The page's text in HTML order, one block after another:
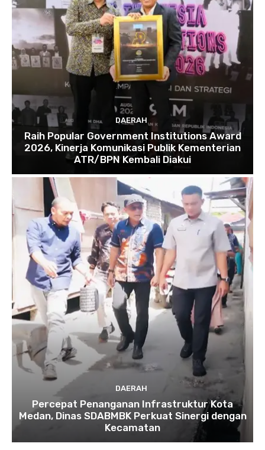
DAERAH
Raih Popular Government Institutions Award
2026, Kinerja Komunikasi Publik Kementerian
ATR/BPN Kembali Diakui
DAERAH
Percepat Penanganan Infrastruktur Kota
Medan, Dinas SDABMBK Perkuat Sinergi dengan
Kecamatan